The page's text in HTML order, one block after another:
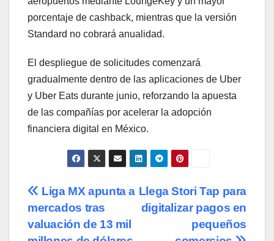
porcentaje de cashback, mientras que la versión
Standard no cobrará anualidad.
El despliegue de solicitudes comenzará
gradualmente dentro de las aplicaciones de Uber
y Uber Eats durante junio, reforzando la apuesta
de las compañías por acelerar la adopción
financiera digital en México.
Navegación
de
Llega Stori Tap para
digitalizar pagos en
pequeños
Liga MX apunta a
mercados tras
valuación de 13 mil